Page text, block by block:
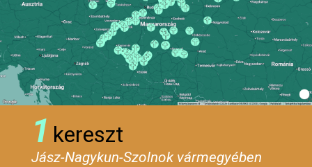
1 kereszt
Jász-Nagykun-Szolnok vármegyében